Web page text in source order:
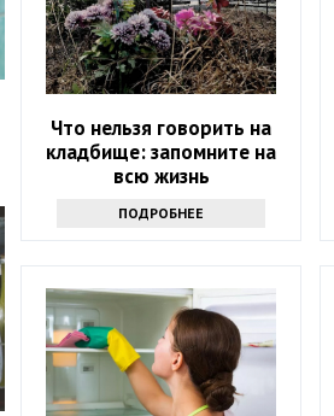
Что нельзя говорить на
кладбище: запомните на
всю жизнь
ПОДРОБНЕЕ